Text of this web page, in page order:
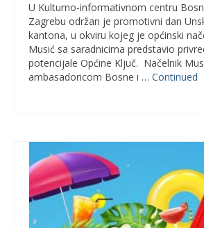
U Kulturno-informativnom centru
Zagrebu održan je promotivni dan
kantona, u okviru kojeg je općinski
Musić sa saradnicima predstavio
potencijale Općine Ključ. Načelnik
ambasadoricom Bosne i … Continued